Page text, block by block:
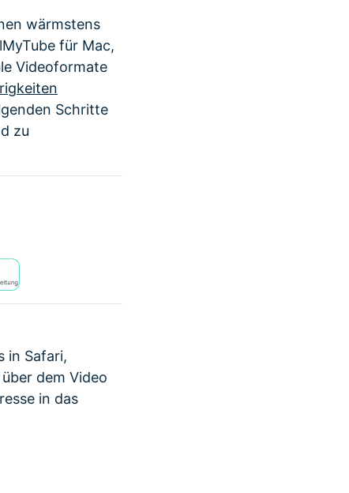
wärmstens
für Mac,
Videoformate
Schritte
zu
in Safari,
dem Video
in das